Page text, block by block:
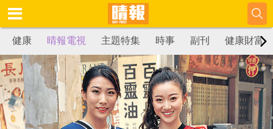
健康 晴報電視 主題特集 時事 副刊 健康財富